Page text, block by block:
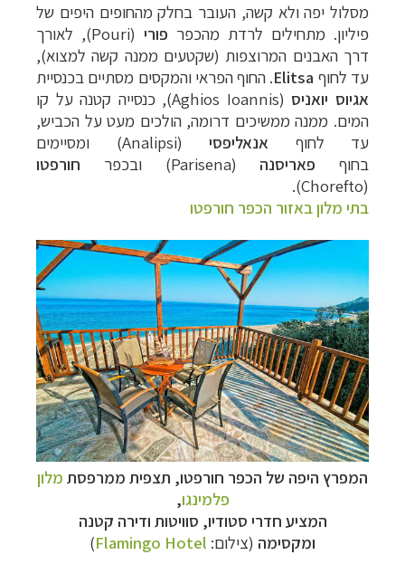
מסלול יפה ולא קשה, העובר בחלק מהחופים היפים של
פיליון. מתחילים לרדת מהכפר פורי (
Pouri), לאורך
דרך האבנים המרוצפות (שקטעים ממנה קשה למצוא),
עד לחוף Elitsa. החוף הפראי והמקסים מסתיים בכנסיית
אגיוס יואניס (
Aghios Ioannis), כנסייה קטנה על קו
המים. ממנה ממשיכים דרומה, הולכים מעט על הכביש,
עד לחוף אנאליפסי (
Analipsi) ומסיימים
בחוף פאריסנה (
Parisena) ובכפר חורפטו
(
Chorefto
).
בתי מלון באזור הכפר חורפטו
המפרץ היפה של הכפר חורפטו, תצפית ממרפסת מלון
פלמינגו,
המציע חדרי סטודיו, סוויטות ודירה קטנה
ומקסימה (צילום: Flamingo Hotel
)